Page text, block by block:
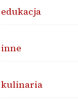
edukacja
inne
kulinaria